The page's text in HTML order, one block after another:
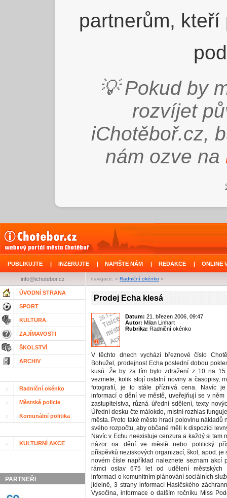
partnerům,
💡 Pokud by
rozvíjet
iChotěboř.cz,
nám ozve na
PUBLIKUJTE | INZERUJTE | NAPIŠTE NÁM | REDAKCE | ONLINE
navigace: » Radniční okénko »
info@ichotebor.cz
ÚVODNÍ STRANA
SPORT
KULTURA
ZAJÍMAVOSTI
ŠKOLSTVÍ
ARCHIV
Radniční okénko
Městská policie
Komunální politika
KULTURNÍ AKCE
PARTNEŘI
Prodej Echa klesá
Datum: 21. březen 2006, 09:47
Autor: Milan Linhart
Rubrika: Radniční okénko
V těchto dnech vychází březnové číslo
Bohužel, prodejnost Echa poslední dobou
kusů. Že by za tím bylo zdražení z 10 na
vezmete, kolik stojí ostatní noviny a časopisy,
fotografií, je to stále příznivá cena. Navíc
informací o dění ve městě, uveřejňují se v
zastupitelstva, různá úřední sdělení, texty
Úřední desku čte málokdo, místní rozhlas
města. Proto také město hradí polovinu nákladů
svého rozpočtu, aby občané měli k dispozici
Navíc v Echu neexistuje cenzura a každý si tam
názor na dění ve městě nebo politický
příspěvků neziskových organizací, škol, apod. je
novém čísle například naleznete seznam akcí
rámci oslav 675 let od udělení městských
informaci o komunitním plánování sociálních
jídelně, 3 strany informací Hasičského
Vysočina, informace o dalším ročníku Miss